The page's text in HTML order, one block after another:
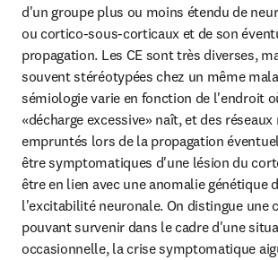
d'un groupe plus ou moins étendu de
ou cortico-sous-corticaux et de son
propagation. Les CE sont très diverses,
souvent stéréotypées chez un même
sémiologie varie en fonction de l'endroit
«décharge excessive» naît, et des
empruntés lors de la propagation
être symptomatiques d'une lésion du
être en lien avec une anomalie génétique
l'excitabilité neuronale. On distingue une
pouvant survenir dans le cadre d'une
occasionnelle, la crise symptomatique